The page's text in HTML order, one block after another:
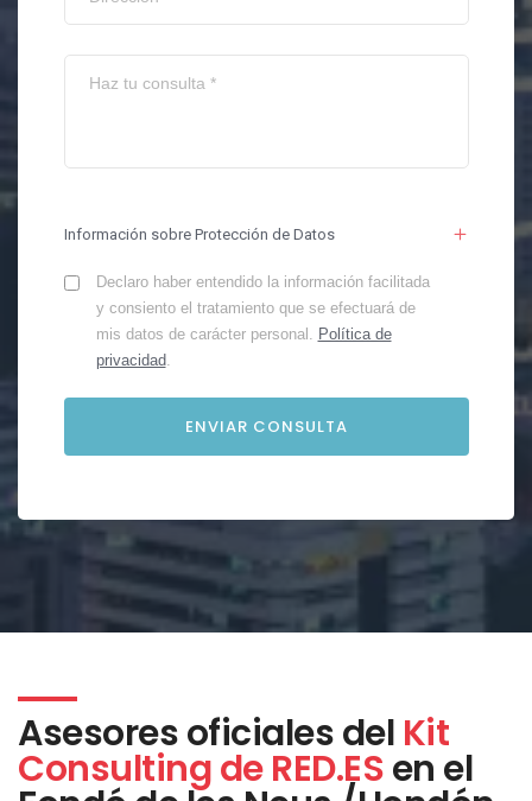
Información sobre Protección de Datos
Declaro haber entendido la información facilitada
y consiento el tratamiento que se efectuará de
mis datos de carácter personal. Política de
privacidad.
Asesores oficiales del Kit
Consulting de RED.ESen el